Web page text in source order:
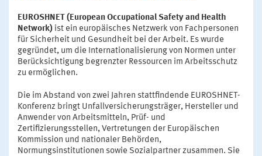
EUROSHNET (European Occupational Safety and Health
Network) ist ein europäisches Netzwerk von Fachpersonen
für Sicherheit und Gesundheit bei der Arbeit. Es wurde
gegründet, um die Internationalisierung von Normen unter
Berücksichtigung begrenzter Ressourcen im Arbeitsschutz
zu ermöglichen.
Die im Abstand von zwei Jahren stattfindende EUROSHNET-
Konferenz bringt Unfallversicherungsträger, Hersteller und
Anwender von Arbeitsmitteln, Prüf- und
Zertifizierungsstellen, Vertretungen der Europäischen
Kommission und nationaler Behörden,
Normungsinstitutionen sowie Sozialpartner zusammen. Sie